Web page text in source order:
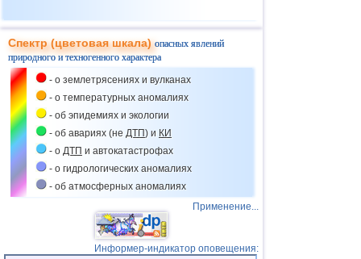
Спектр (цветовая шкала)опасных явлений
природного и техногенного характера
- о землетрясениях и вулканах
- о температурных аномалиях
- об эпидемиях и экологии
- об авариях (не ДТП) и КИ
- о ДТП и автокатастрофах
- о гидрологических аномалиях
- об атмосферных аномалиях
Применение...
Информер-индикатор оповещения: